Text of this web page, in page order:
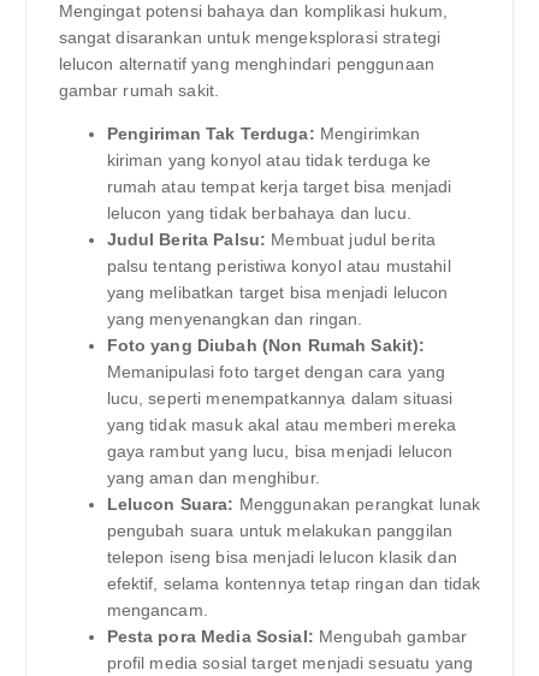
Mengingat potensi bahaya dan komplikasi hukum,
sangat disarankan untuk mengeksplorasi strategi
lelucon alternatif yang menghindari penggunaan
gambar rumah sakit.
Pengiriman Tak Terduga: Mengirimkan
kiriman yang konyol atau tidak terduga ke
rumah atau tempat kerja target bisa menjadi
lelucon yang tidak berbahaya dan lucu.
Judul Berita Palsu: Membuat judul berita
palsu tentang peristiwa konyol atau mustahil
yang melibatkan target bisa menjadi lelucon
yang menyenangkan dan ringan.
Foto yang Diubah (Non Rumah Sakit):
Memanipulasi foto target dengan cara yang
lucu, seperti menempatkannya dalam situasi
yang tidak masuk akal atau memberi mereka
gaya rambut yang lucu, bisa menjadi lelucon
yang aman dan menghibur.
Lelucon Suara: Menggunakan perangkat lunak
pengubah suara untuk melakukan panggilan
telepon iseng bisa menjadi lelucon klasik dan
efektif, selama kontennya tetap ringan dan tidak
mengancam.
Pesta pora Media Sosial: Mengubah gambar
profil media sosial target menjadi sesuatu yang